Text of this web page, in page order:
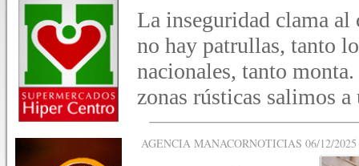
La inseguridad clama
no hay patrullas, tanto
nacionales, tanto
zonas rústicas salimos
AGENCIA MANACORNOTICIAS 06/12/